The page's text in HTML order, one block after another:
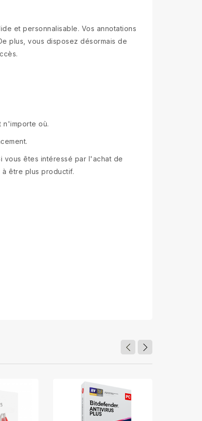
et personnalisable. Vos annotations
plus, vous disposez désormais de
n'importe où.
vous êtes intéressé par l'achat de
être plus productif.